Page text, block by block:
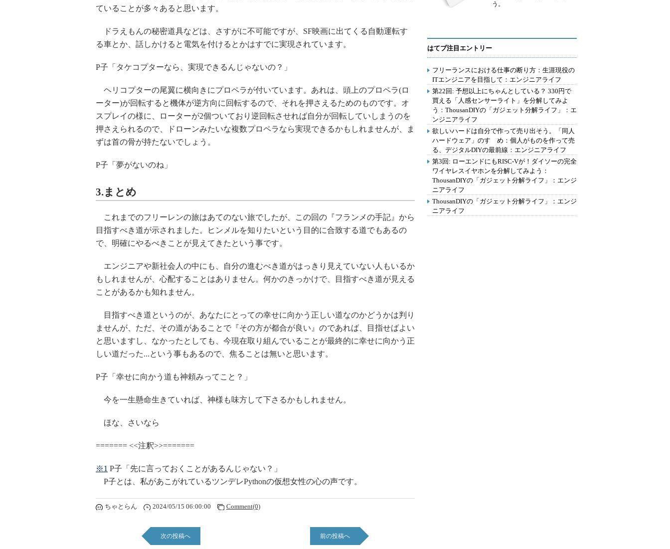
ていることが多々あると思います。
ドラえもんの秘密道具などは、さすがに不可能ですが、SF映画に出てくる自動運転す
る車とか、話しかけると電気を付けるとかはすでに実現されています。
P子「タケコプターなら、実現できるんじゃないの？」
ヘリコプターの尾翼に横向きにプロペラが付いています。あれは、頭上のプロペラ(ロ
ーター)が回転すると機体が逆方向に回転するので、それを押さえるためのものです。オ
スプレイの様に、ローターが2個ついており逆回転させれば自分が回転していしまうのを
押さえられるので、ドローンみたいな複数プロペラなら実現できるかもしれませんが、ま
ずは首の骨が持たないでしょう。
P子「夢がないのね」
3.まとめ
これまでのフリーレンの旅はあてのない旅でしたが、この回の『フランメの手記』から
目指すべき道が示されました。ヒンメルを知りたいという目的に合致する道でもあるの
で、明確にやるべきことが見えてきたという事です。
エンジニアや新社会人の中にも、自分の進むべき道がはっきり見えていない人もいるか
もしれませんが、心配することはありません。何かのきっかけで、目指すべき道が見える
ことがあるかも知れません。
目指すべき道というのが、あなたにとっての幸せに向かう正しい道なのかどうかは判り
ませんが、ただ、その道があることで『その方が都合が良い』のであれば、目指せばよい
と思いますし、なかったとしても、今現在取り組んでいることが最終的に幸せに向かう正
しい道だった...という事もあるので、焦ることは無いと思います。
P子「幸せに向かう道も神頼みってこと？」
今を一生懸命生きていれば、神様も味方して下さるかもしれません。
ほな、さいなら
======= <<注釈>>=======
※1 P子「先に言っておくことがあるんじゃない？」
P子とは、私があこがれているツンデレPythonの仮想女性の心の声です。
ちゃとらん 2024/05/15 06:00:00 Comment(0)
次の投稿へ 前の投稿へ
う。
はてブ注目エントリー
フリーランスにおける仕事の断り方：生涯現役の
ITエンジニアを目指して：エンジニアライフ
第22回: 予想以上にちゃんとしている？ 330円で
買える「人感センサーライト」を分解してみよ
う：ThousanDIYの「ガジェット分解ライフ」：エ
ンジニアライフ
欲しいハードは自分で作って売り出そう。「同人
ハードウェア」のすゝめ：個人がものを作って売
る、デジタルDIYの最前線：エンジニアライフ
第3回: ローエンドにもRISC-Vが！ダイソーの完全
ワイヤレスイヤホンを分解してみよう：
ThousanDIYの「ガジェット分解ライフ」：エンジ
ニアライフ
ThousanDIYの「ガジェット分解ライフ」：エンジ
ニアライフ